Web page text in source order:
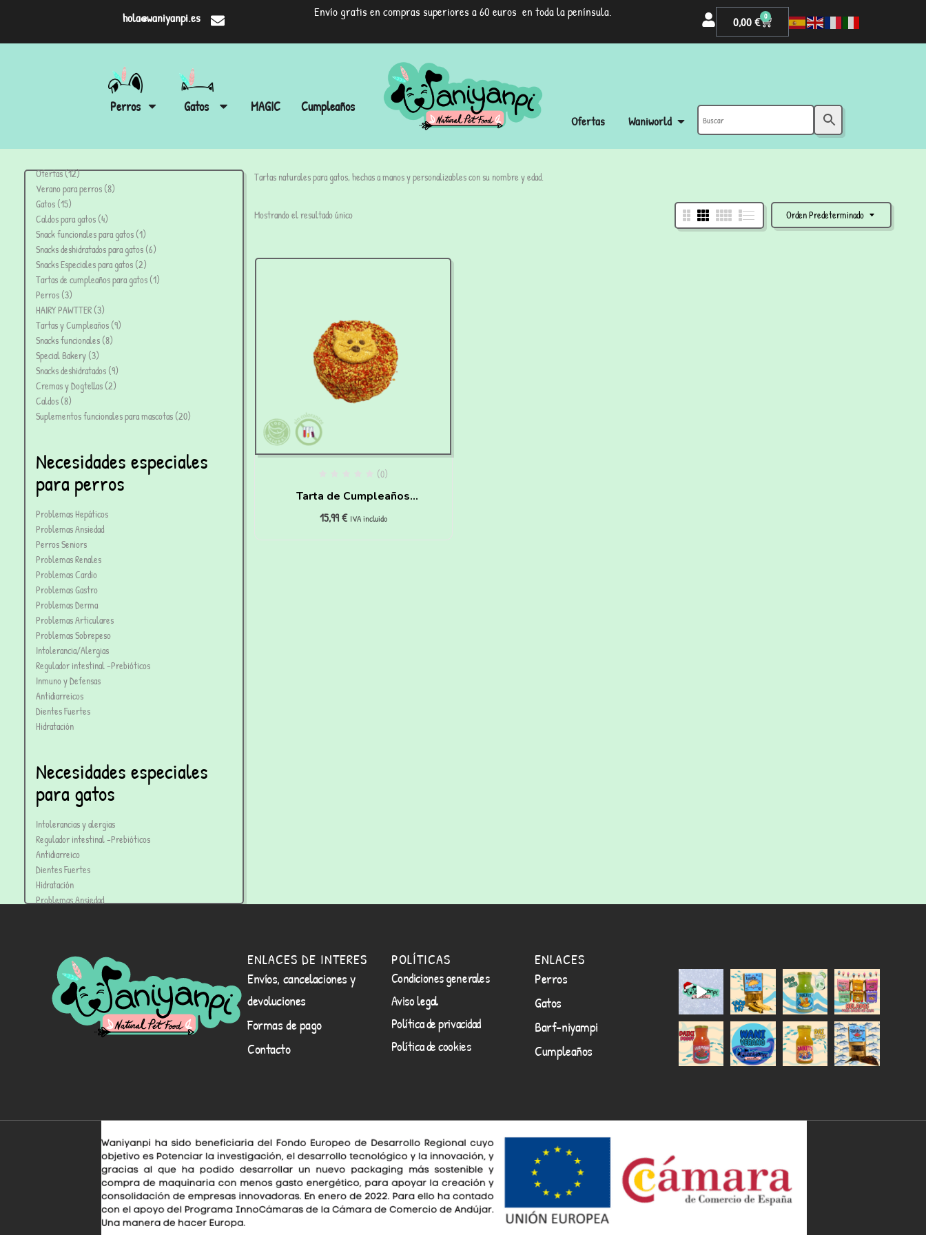
hola@waniyanpi.es Envío gratis en compras superiores a 60 euros en toda la península.
0,00€ 0
Perros Gatos MAGIC Cumpleaños
Ofertas Waniworld
Ofertas 12
Verano para perros 8
Gatos 15
Caldos para gatos 4
Snack funcionales para gatos 1
Snacks deshidratados para gatos 6
Snacks Especiales para gatos 2
Tartas de cumpleaños para gatos 1
Perros 3
HAIRY PAWTTER 3
Tartas y Cumpleaños 9
Snacks funcionales 8
Special Bakery 3
Snacks deshidratados 9
Cremas y Dogtellas 2
Caldos 8
Suplementos funcionales para mascotas 20
Necesidades especiales
para perros
Problemas Hepáticos
Problemas Ansiedad
Perros Seniors
Problemas Renales
Problemas Cardio
Problemas Gastro
Problemas Derma
Problemas Articulares
Problemas Sobrepeso
Intolerancia/Alergias
Regulador intestinal -Prebióticos
Inmuno y Defensas
Antidiarreicos
Dientes Fuertes
Hidratación
Necesidades especiales
para gatos
Intolerancias y alergias
Regulador intestinal -Prebióticos
Antidiarreico
Dientes Fuertes
Hidratación
Problemas Ansiedad
Tartas naturales para gatos, hechas a manos y personalizables con su nombre y edad.
Orden Predeterminado
Mostrando el resultado único
(0)
Tarta de Cumpleaños
para Gatos de pollo y
15,99€ IVA incluido
ENLACES DE INTERES
Envíos, cancelaciones y
devoluciones
Formas de pago
Contacto
POLÍTICAS
Condiciones generales
Aviso legal
Política de privacidad
Política de cookies
ENLACES
Perros
Gatos
Barf-niyampi
Cumpleaños